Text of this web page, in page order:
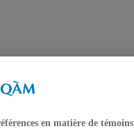
en matière de témoins